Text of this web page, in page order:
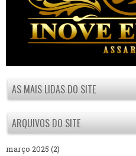
AS MAIS LIDAS DO SITE
ARQUIVOS DO SITE
março 2025 (2)